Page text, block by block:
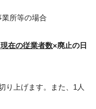
所等の場合
在の従業者数×廃止の日
り上げます。また、 1 人